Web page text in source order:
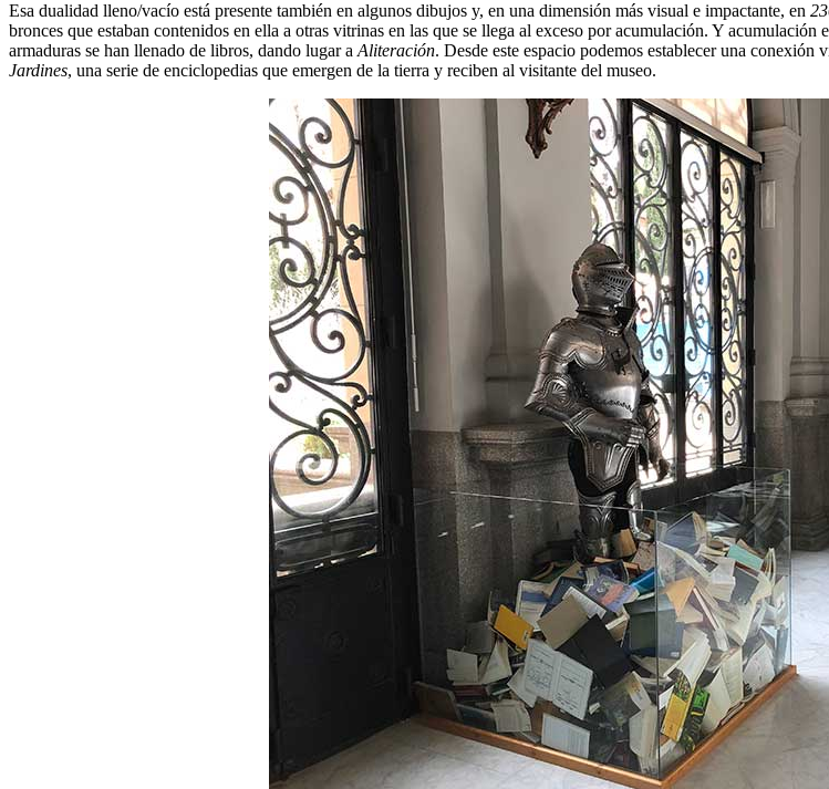
Esa dualidad lleno/vacío está presente también en algunos dibujos y, en una dimensión más visual e impactante, en
bronces que estaban contenidos en ella a otras vitrinas en las que se llega al exceso por acumulación. Y
armaduras se han llenado de libros, dando lugar a Aliteración. Desde este espacio podemos establecer una
Jardines, una serie de enciclopedias que emergen de la tierra y reciben al visitante del museo.